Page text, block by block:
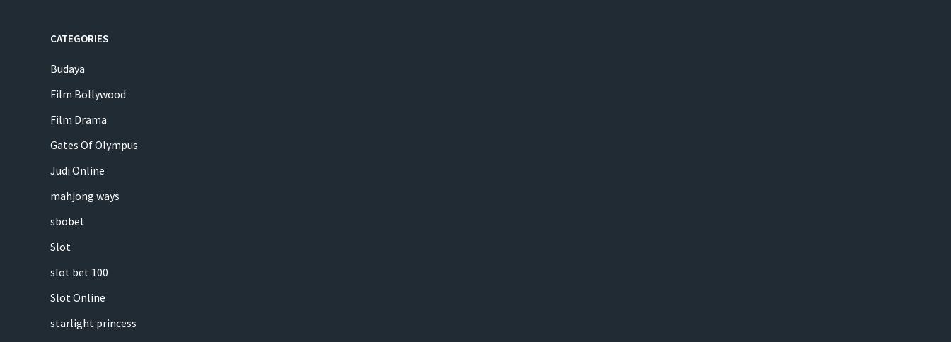
CATEGORIES
Budaya
Film Bollywood
Film Drama
Gates Of Olympus
Judi Online
mahjong ways
sbobet
Slot
slot bet 100
Slot Online
starlight princess